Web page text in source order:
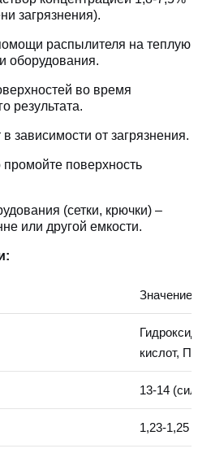
загрязнения).
распылителя на теплую
оборудования.
во время
результата.
зависимости от загрязнения.
поверхность
(сетки, крючки) –
или другой емкости.
Значение
кислот,
13-14
1,23-1,25